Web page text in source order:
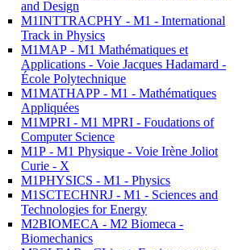
and Design
M1INTTRACPHY - M1 - International
Track in Physics
M1MAP - M1 Mathématiques et
Applications - Voie Jacques Hadamard -
École Polytechnique
M1MATHAPP - M1 - Mathématiques
Appliquées
M1MPRI - M1 MPRI - Foudations of
Computer Science
M1P - M1 Physique - Voie Irène Joliot
Curie - X
M1PHYSICS - M1 - Physics
M1SCTECHNRJ - M1 - Sciences and
Technologies for Energy
M2BIOMECA - M2 Biomeca -
Biomechanics